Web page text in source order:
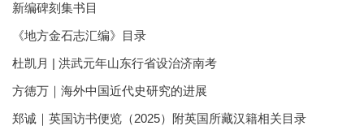
新编碑刻集书目
《地方金石志汇编》目录
杜凯月 | 洪武元年山东行省设治济南考
方徳万｜海外中国近代史研究的进展
郑诚｜英国访书便览（2025）附英国所藏汉籍相关目录